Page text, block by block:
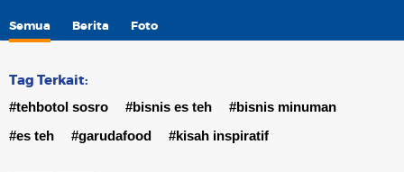
Semua Berita Foto
Tag Terkait:
#tehbotol sosro #bisnis es teh
#bisnis minuman
#es teh
#garudafood #kisah inspiratif